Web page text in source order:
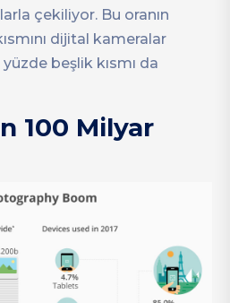
çekiliyor. Bu oranın
dijital kameralar
beşlik kısmı da
100 Milyar